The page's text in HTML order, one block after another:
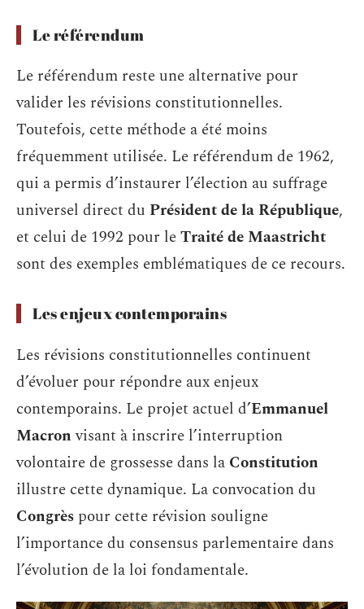
Le référendum
Le référendum reste une alternative pour
valider les révisions constitutionnelles.
Toutefois, cette méthode a été moins
fréquemment utilisée. Le référendum de 1962,
qui a permis d’instaurer l’élection au suffrage
universel direct du Président de la République,
et celui de 1992 pour leTraité de Maastricht
sont des exemples emblématiques de ce recours.
Les enjeux contemporains
Les révisions constitutionnelles continuent
d’évoluer pour répondre aux enjeux
contemporains. Le projet actuel d’Emmanuel
Macronvisant à inscrire l’interruption
volontaire de grossesse dans la Constitution
illustre cette dynamique. La convocation du
Congrès pour cette révision souligne
l’importance du consensus parlementaire dans
l’évolution de la loi fondamentale.